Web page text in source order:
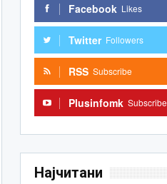
Facebook Likes
Twitter Followers
RSS Subscribe
Plusinfomk Subscribe
Најчитани